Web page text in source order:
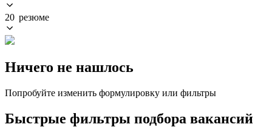
20 резюме
Ничего не нашлось
Попробуйте изменить формулировку или фильтры
Быстрые фильтры подбора вакансий